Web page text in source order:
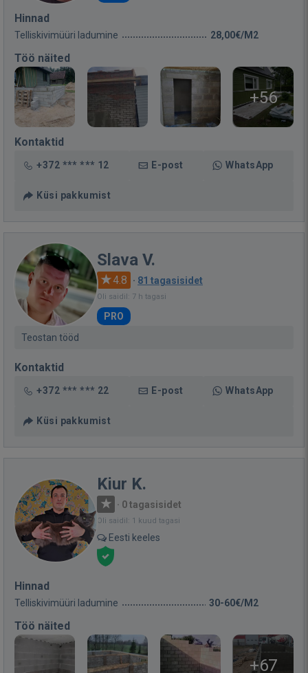
Hinnad
Telliskivimüüri ladumine 28,00€/M2
Töö näited
+56
Kontaktid
+372 *** *** 12 E-post WhatsApp
Küsi pakkumist
Slava V.
4.8 · 81 tagasisidet
Oli saidil: 7 h tagasi
PRO
Teostan tööd
Kontaktid
+372 *** *** 22 E-post WhatsApp
Küsi pakkumist
Kiur K.
· 0 tagasisidet
Oli saidil: 1 kuud tagasi
Eesti keeles
Hinnad
Telliskivimüüri ladumine 30-60€/M2
Töö näited
+67